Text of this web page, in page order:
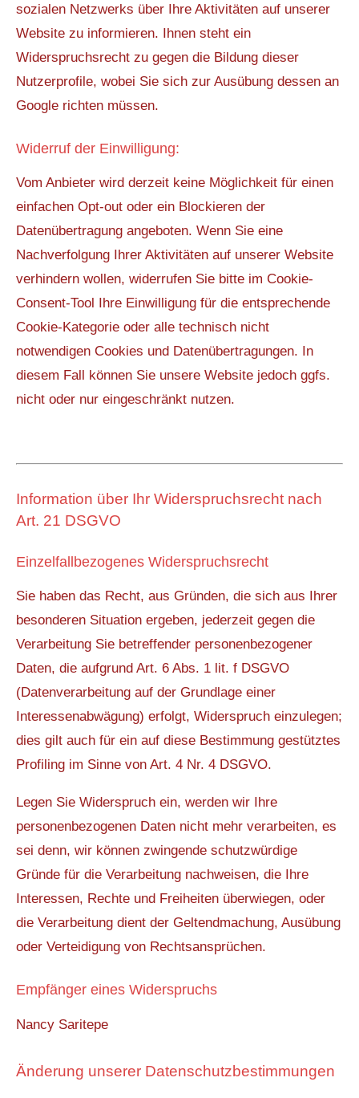
sozialen Netzwerks über Ihre Aktivitäten auf unserer
Website zu informieren. Ihnen steht ein
Widerspruchsrecht zu gegen die Bildung dieser
Nutzerprofile, wobei Sie sich zur Ausübung dessen an
Google richten müssen.
Widerruf der Einwilligung:
Vom Anbieter wird derzeit keine Möglichkeit für einen
einfachen Opt-out oder ein Blockieren der
Datenübertragung angeboten. Wenn Sie eine
Nachverfolgung Ihrer Aktivitäten auf unserer Website
verhindern wollen, widerrufen Sie bitte im Cookie-
Consent-Tool Ihre Einwilligung für die entsprechende
Cookie-Kategorie oder alle technisch nicht
notwendigen Cookies und Datenübertragungen. In
diesem Fall können Sie unsere Website jedoch ggfs.
nicht oder nur eingeschränkt nutzen.
Information über Ihr Widerspruchsrecht nach
Art. 21 DSGVO
Einzelfallbezogenes Widerspruchsrecht
Sie haben das Recht, aus Gründen, die sich aus Ihrer
besonderen Situation ergeben, jederzeit gegen die
Verarbeitung Sie betreffender personenbezogener
Daten, die aufgrund Art. 6 Abs. 1 lit. f DSGVO
(Datenverarbeitung auf der Grundlage einer
Interessenabwägung) erfolgt, Widerspruch einzulegen;
dies gilt auch für ein auf diese Bestimmung gestütztes
Profiling im Sinne von Art. 4 Nr. 4 DSGVO.
Legen Sie Widerspruch ein, werden wir Ihre
personenbezogenen Daten nicht mehr verarbeiten, es
sei denn, wir können zwingende schutzwürdige
Gründe für die Verarbeitung nachweisen, die Ihre
Interessen, Rechte und Freiheiten überwiegen, oder
die Verarbeitung dient der Geltendmachung, Ausübung
oder Verteidigung von Rechtsansprüchen.
Empfänger eines Widerspruchs
Nancy Saritepe
Änderung unserer Datenschutzbestimmungen